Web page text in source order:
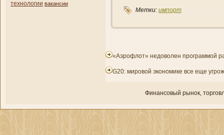
технологии вакансии
Метки: импорт
«Аэрофлот» недоволен программой
G20: мировой экономике все еще
Финансовый рынок,